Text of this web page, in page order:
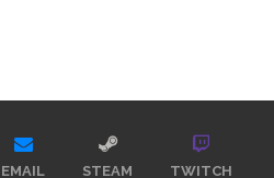
EMAIL STEAM TWITCH